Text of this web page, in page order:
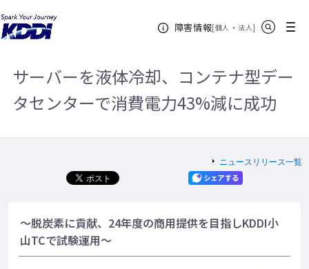
障害情報[個人 ・ 法人新規ウィンドウ
]
メニュー
KDDIホーム
バーを液体冷却、コンテナ型データセンターで消費電力43%減に成功
サーバーを液体冷却、コンテナ型デー
タセンターで消費電力43%減に成功
ニュースリリース一覧
～脱炭素に貢献、24年度の商用提供を目指しKDDI小
山TCで試験運用～